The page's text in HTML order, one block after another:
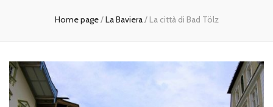
Home page/La Baviera/ La città di Bad Tölz